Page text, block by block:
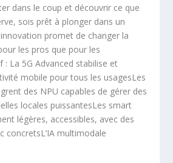
dans le coup et découvrir ce que
sois prêt à plonger dans un
promet de changer la
les pros que pour les
: La 5G Advanced stabilise et
mobile pour tous les usagesLes
des NPU capables de gérer des
locales puissantesLes smart
légères, accessibles, avec des
concretsL’IA multimodale